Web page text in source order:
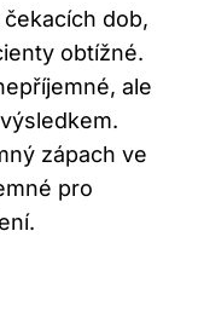
dob,
obtížné.
ale
zápach ve
pro